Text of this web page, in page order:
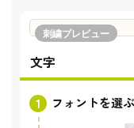
刺繍プレビュー
文字
フォントを選ぶ